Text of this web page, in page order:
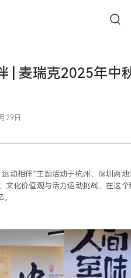
| 麦瑞克2025年中
29日
动相伴”主题活动于杭州、深圳两地
文化价值观与活力运动挑战，在这个